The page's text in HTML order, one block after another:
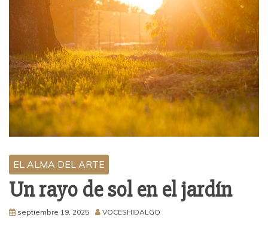
EL ALMA DEL ARTE
Un rayo de sol en el jardín
septiembre 19, 2025 VOCESHIDALGO